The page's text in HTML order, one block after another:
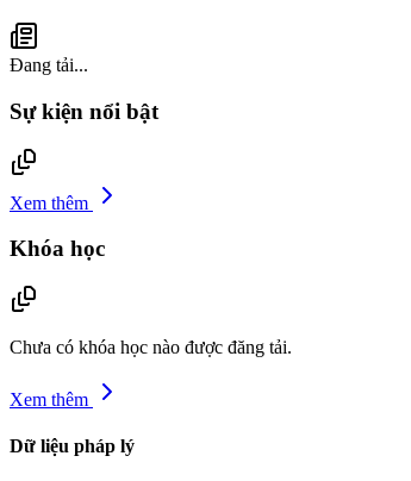
Đang tải...
Sự kiện nổi bật
Xem thêm
Khóa học
Chưa có khóa học nào được đăng tải.
Xem thêm
Dữ liệu pháp lý